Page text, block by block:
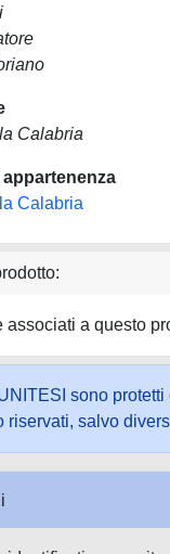
Calabria
Calabria
associati a questo
sono
riservati, salvo